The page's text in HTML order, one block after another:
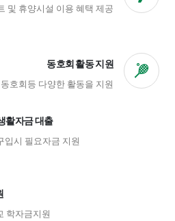
및 휴양시설 이용 혜택 제공
동호회 활동 지원
호회등 다양한 활동을 지원
활자금 대출
입시 필요자금 지원
학자금지원